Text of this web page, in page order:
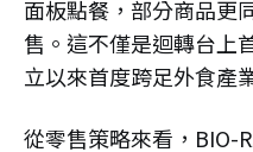
面板點餐，部分商品更
售。這不僅是迴轉台上
立以來首度跨足外食產
從零售策略來看，BIO-